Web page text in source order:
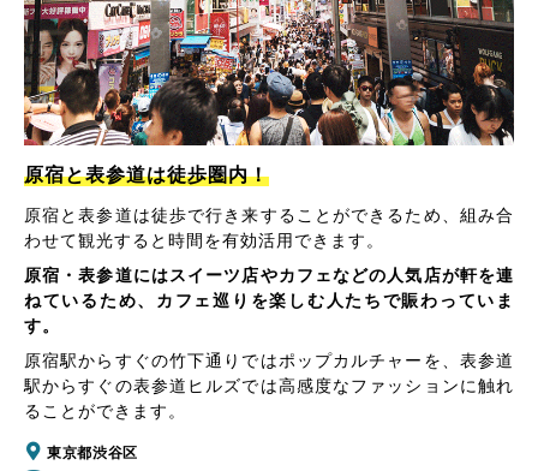
原宿と表参道は徒歩圏内！
原宿と表参道は徒歩で行き来することができるため、組み合
わせて観光すると時間を有効活用できます。
原宿・表参道にはスイーツ店やカフェなどの人気店が軒を連
ねているため、カフェ巡りを楽しむ人たちで賑わっていま
す。
原宿駅からすぐの竹下通りではポップカルチャーを、表参道
駅からすぐの表参道ヒルズでは高感度なファッションに触れ
ることができます。
東京都渋谷区